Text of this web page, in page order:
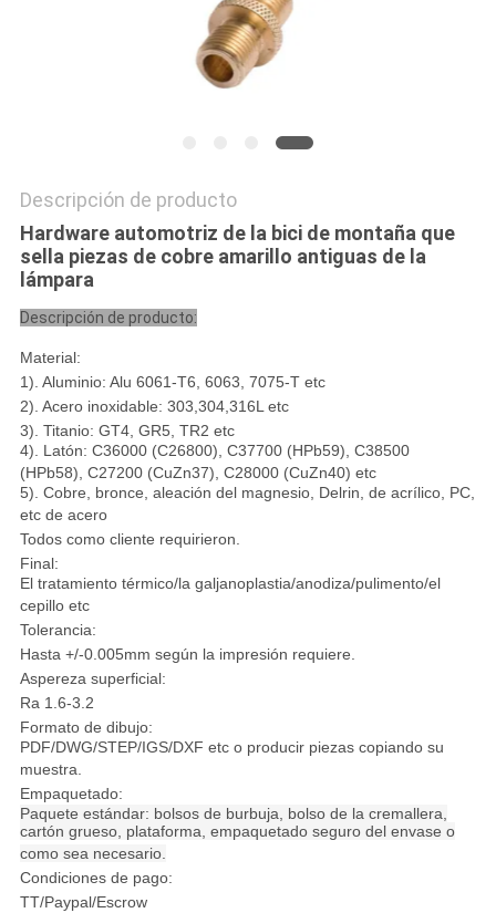
Descripción de producto
Hardware automotriz de la bici de montaña que
sella piezas de cobre amarillo antiguas de la
lámpara
Descripción de producto:
Material:
1). Aluminio: Alu 6061-T6, 6063, 7075-T etc
2). Acero inoxidable: 303,304,316L etc
3). Titanio: GT4, GR5, TR2 etc
4). Latón: C36000 (C26800), C37700 (HPb59), C38500
(HPb58), C27200 (CuZn37), C28000 (CuZn40) etc
5). Cobre, bronce, aleación del magnesio, Delrin, de acrílico, PC,
etc de acero
Todos como cliente requirieron.
Final:
El tratamiento térmico/la galjanoplastia/anodiza/pulimento/el
cepillo etc
Tolerancia:
Hasta +/-0.005mm según la impresión requiere.
Aspereza superficial:
Ra 1.6-3.2
Formato de dibujo:
PDF/DWG/STEP/IGS/DXF etc o producir piezas copiando su
muestra.
Empaquetado:
Paquete estándar: bolsos de burbuja, bolso de la cremallera,
cartón grueso, plataforma, empaquetado seguro del envase o
como sea necesario.
Condiciones de pago:
TT/Paypal/Escrow